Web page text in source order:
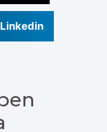
Linkedin